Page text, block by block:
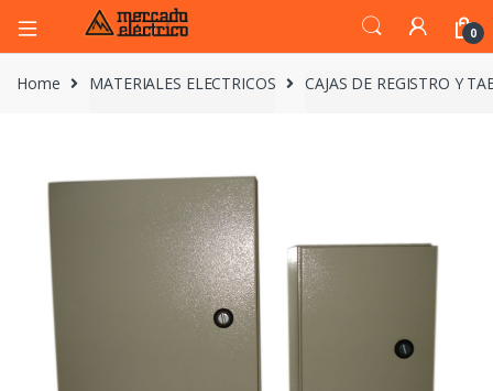
0
Home MATERIALES ELECTRICOS CAJAS DE REGISTRO Y